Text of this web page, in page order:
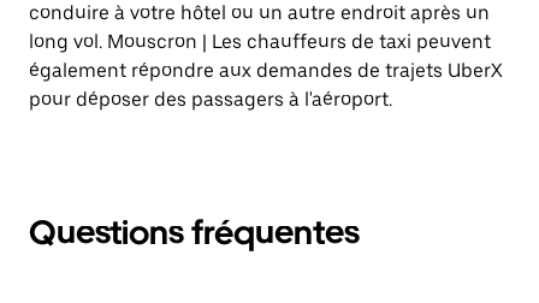
conduire à votre hôtel ou un autre endroit après un
long vol. Mouscron | Les chauffeurs de taxi peuvent
également répondre aux demandes de trajets UberX
pour déposer des passagers à l'aéroport.
Questions fréquentes